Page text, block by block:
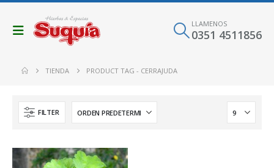
LLAMENOS
0351 4511856
TIENDA PRODUCT TAG - CERRAJUDA
FILTER